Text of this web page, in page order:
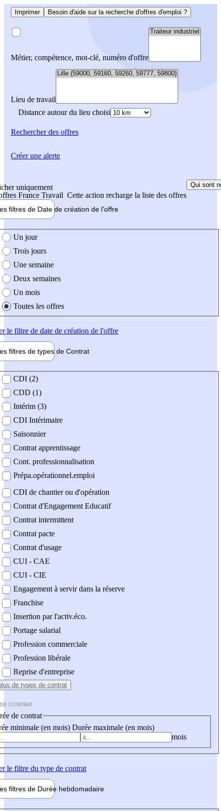
Imprimer Besoin d'aide sur la recherche d'offres d'emploi ?
Métier, compétence, mot-clé, numéro d'offre
Lieu de travail
Distance autour du lieu choisi
Rechercherdes offres
uniquement
France Travail Cette action recharge la liste des offres
Qui sont
filtres de Date de création de l'offre
création de l'offre
Un jour
Trois jours
Une semaine
Deux semaines
Un mois
Toutes les offres
le filtre de date de création de l'offre
filtres de types de Contrat
contrat
CDI (2)
CDD (1)
Intérim (3)
CDI Intérimaire
Saisonnier
Contrat apprentissage
Cont. professionnalisation
Prépa.opérationnel.emploi
CDI de chantier ou d'opération
Contrat d'Engagement Educatif
Contrat intermittent
Contrat pacte
Contrat d'usage
CUI - CAE
CUI - CIE
Engagement à servir dans la réserve
Franchise
Insertion par l'activ.éco.
Portage salarial
Profession commerciale
Profession libérale
Reprise d'entreprise
de types de contrat
CONTRAT
de contrat
minimale (en mois) Durée maximale (en mois)
mois
le filtre du type de contrat
filtres de Durée hebdomadaire
Créer une alerte